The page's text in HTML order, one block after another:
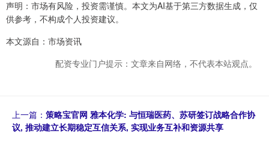
声明：市场有风险，投资需谨慎。本文为AI基于第三方数据生成，仅
供参考，不构成个人投资建议。
本文源自：市场资讯
配资专业门户提示：文章来自网络，不代表本站观点。
上一篇： 策略宝官网 雅本化学: 与恒瑞医药、苏研签订战略合作协
议, 推动建立长期稳定互信关系, 实现业务互补和资源共享